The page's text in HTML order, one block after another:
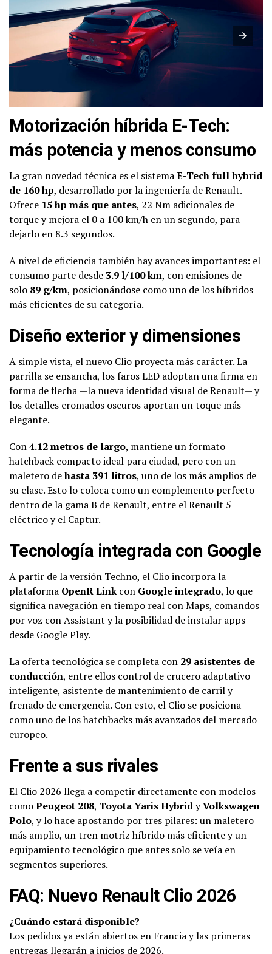
Motorización híbrida E-Tech:
más potencia y menos consumo
La gran novedad técnica es el sistemaE-Tech full hybrid
de 160 hp, desarrollado por la ingeniería de Renault.
Ofrece 15 hp más que antes, 22 Nm adicionales de
torque y mejora el 0 a 100 km/h en un segundo, para
dejarlo en 8.3 segundos.
A nivel de eficiencia también hay avances importantes: el
consumo parte desde 3.9 l/100 km, con emisiones de
solo 89 g/km, posicionándose como uno de los híbridos
más eficientes de su categoría.
Diseño exterior y dimensiones
A simple vista, el nuevo Clio proyecta más carácter. La
parrilla se ensancha, los faros LED adoptan una firma en
forma de flecha —la nueva identidad visual de Renault— y
los detalles cromados oscuros aportan un toque más
elegante.
Con4.12 metros de largo, mantiene un formato
hatchback compacto ideal para ciudad, pero con un
maletero dehasta 391 litros, uno de los más amplios de
su clase. Esto lo coloca como un complemento perfecto
dentro de la gama B de Renault, entre el Renault 5
eléctrico y el Captur.
Tecnología integrada con Google
A partir de la versión Techno, el Clio incorpora la
plataforma OpenR Link con Google integrado, lo que
significa navegación en tiempo real con Maps, comandos
por voz con Assistant y la posibilidad de instalar apps
desde Google Play.
La oferta tecnológica se completa con 29 asistentes de
conducción, entre ellos control de crucero adaptativo
inteligente, asistente de mantenimiento de carril y
frenado de emergencia. Con esto, el Clio se posiciona
como uno de los hatchbacks más avanzados del mercado
europeo.
Frente a sus rivales
El Clio 2026 llega a competir directamente con modelos
comoPeugeot 208, Toyota Yaris HybridyVolkswagen
Polo, y lo hace apostando por tres pilares: un maletero
más amplio, un tren motriz híbrido más eficiente y un
equipamiento tecnológico que antes solo se veía en
segmentos superiores.
FAQ: Nuevo Renault Clio 2026
¿Cuándo estará disponible?
Los pedidos ya están abiertos en Francia y las primeras
entregas llegarán a inicios de 2026.